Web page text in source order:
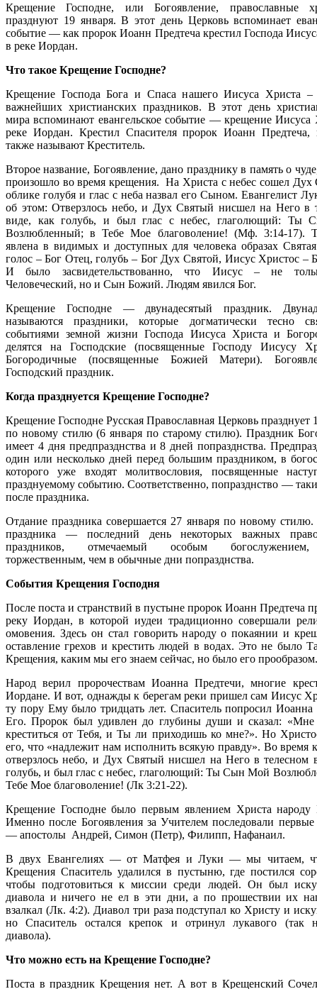
Крещение Господне, или Богоявление, православные
празднуют 19 января. В этот день Церковь вспоминает
событие — как пророк Иоанн Предтеча крестил Господа
в реке Иордан.
Что такое Крещение Господне?
Крещение Господа Бога и Спаса нашего Иисуса Христа
важнейших христианских праздников. В этот день
мира вспоминают евангельское событие — крещение Иисуса
реке Иордан. Крестил Спасителя пророк Иоанн Предтеча,
также называют Креститель.
Второе название, Богоявление, дано празднику в память о
произошло во время крещения. На Христа с небес сошел Дух
облике голубя и глас с неба назвал его Сыном. Евангелист
об этом: Отверзлось небо, и Дух Святый нисшел на Него в
виде, как голубь, и был глас с небес, глаголющий: Ты
Возлюбленный; в Тебе Мое благоволение! (Мф. 3:14-17).
явлена в видимых и доступных для человека образах
голос – Бог Отец, голубь – Бог Дух Святой, Иисус Христос
И было засвидетельствованно, что Иисус – не
Человеческий, но и Сын Божий. Людям явился Бог.
Крещение Господне — двунадесятый праздник.
называются праздники, которые догматически тесно
событиями земной жизни Господа Иисуса Христа и
делятся на Господские (посвященные Господу Иисусу
Богородичные (посвященные Божией Матери).
Господский праздник.
Когда празднуется Крещение Господне?
Крещение Господне Русская Православная Церковь празднует
по новому стилю (6 января по старому стилю). Праздник
имеет 4 дня предпразднства и 8 дней попразднства.
один или несколько дней перед большим праздником, в
которого уже входят молитвословия, посвященные
празднуемому событию. Соответственно, попразднство —
после праздника.
Отдание праздника совершается 27 января по новому
праздника — последний день некоторых важных
праздников, отмечаемый особым
торжественным, чем в обычные дни попразднства.
События Крещения Господня
После поста и странствий в пустыне пророк Иоанн Предтеча
реку Иордан, в которой иудеи традиционно совершали
омовения. Здесь он стал говорить народу о покаянии и
оставление грехов и крестить людей в водах. Это не было
Крещения, каким мы его знаем сейчас, но было его прообразом.
Народ верил пророчествам Иоанна Предтечи, многие
Иордане. И вот, однажды к берегам реки пришел сам Иисус
ту пору Ему было тридцать лет. Спаситель попросил Иоанна
Его. Пророк был удивлен до глубины души и сказал: «Мне
креститься от Тебя, и Ты ли приходишь ко мне?». Но
его, что «надлежит нам исполнить всякую правду». Во время
отверзлось небо, и Дух Святый нисшел на Него в телесном
голубь, и был глас с небес, глаголющий: Ты Сын Мой
Тебе Мое благоволение! (Лк 3:21-22).
Крещение Господне было первым явлением Христа народу
Именно после Богоявления за Учителем последовали
— апостолы Андрей, Симон (Петр), Филипп, Нафанаил.
В двух Евангелиях — от Матфея и Луки — мы читаем,
Крещения Спаситель удалился в пустыню, где постился
чтобы подготовиться к миссии среди людей. Он был
диавола и ничего не ел в эти дни, а по прошествии их
взалкал (Лк. 4:2). Диавол три раза подступал ко Христу и
но Спаситель остался крепок и отринул лукавого (так
диавола).
Что можно есть на Крещение Господне?
Поста в праздник Крещения нет. А вот в Крещенский